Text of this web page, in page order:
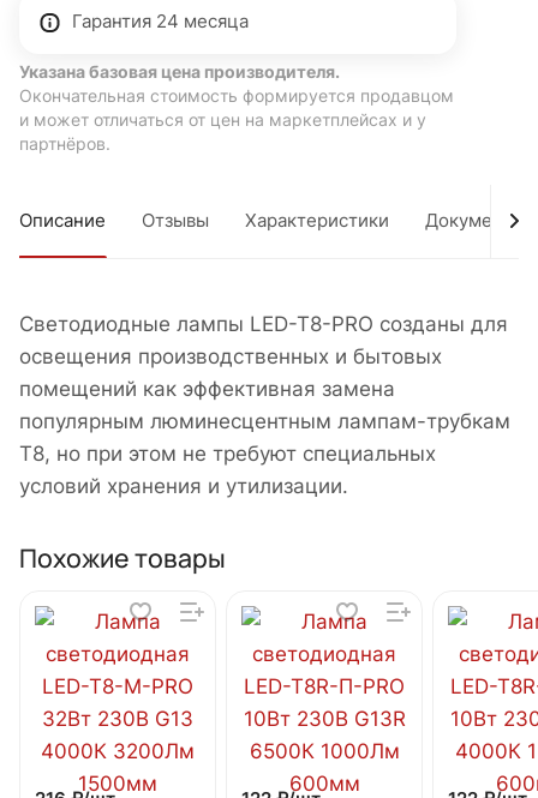
Гарантия 24 месяца
Указана базовая цена производителя.
Окончательная стоимость формируется продавцом
и может отличаться от цен на маркетплейсах и у
партнёров.
Описание Отзывы Характеристики Документы
Светодиодные лампы LED-T8-PRO созданы для
освещения производственных и бытовых
помещений как эффективная замена
популярным люминесцентным лампам-трубкам
Т8, но при этом не требуют специальных
условий хранения и утилизации.
Похожие товары